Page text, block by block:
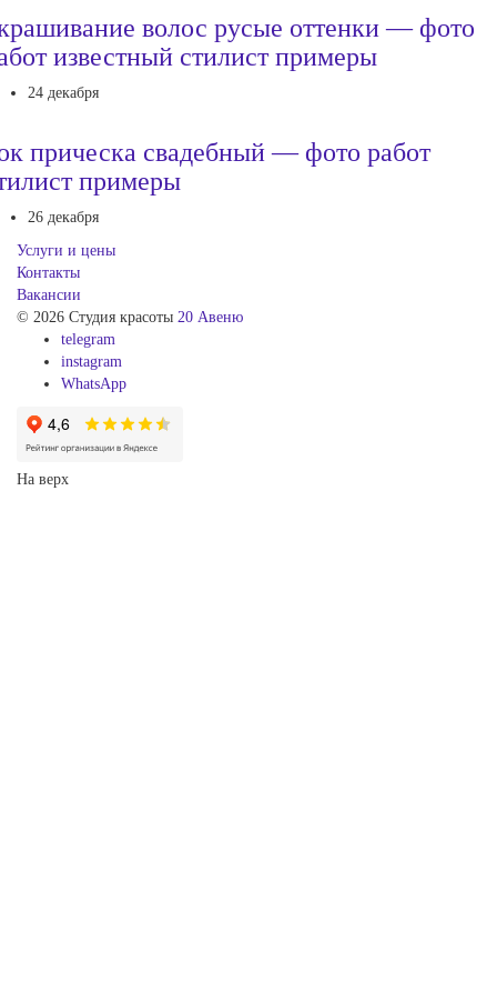
волос русые оттенки — фото
известный стилист примеры
24 декабря
прическа свадебный — фото работ
примеры
26 декабря
Услуги и цены
Контакты
Вакансии
© 2026 Студия красоты 20 Авеню
telegram
instagram
WhatsApp
На верх